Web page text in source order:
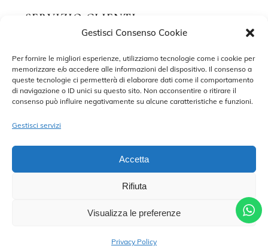
Gestisci Consenso Cookie
Per fornire le migliori esperienze, utilizziamo tecnologie come i cookie per
memorizzare e/o accedere alle informazioni del dispositivo. Il consenso a
queste tecnologie ci permetterà di elaborare dati come il comportamento
di navigazione o ID unici su questo sito. Non acconsentire o ritirare il
consenso può influire negativamente su alcune caratteristiche e funzioni.
Gestisci servizi
Accetta
Rifiuta
Visualizza le preferenze
Privacy Policy
SERVIZIO CLIENTI
Contatti
Privacy Policy
CONTRADA SANT’ONOFRIO, 58, 66034 LANCIANO (CH) P. IVA
02227590698 – DEVELOPED BY ADRIANO DI MATTEO